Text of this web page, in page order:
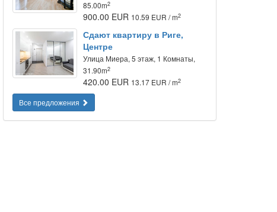
85.00m2
900.00 EUR 10.59 EUR / m2
Сдают квартиру в Риге,
Центре
Улица Миера, 5 этаж, 1 Комнаты,
31.90m2
420.00 EUR 13.17 EUR / m2
Все предложения